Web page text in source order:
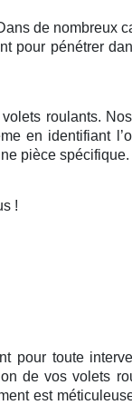
de nombreux
pour pénétrer
roulants.
en identifiant
pièce spécifique.
!
pour toute
de vos volets
est